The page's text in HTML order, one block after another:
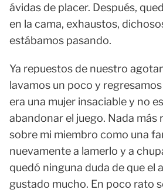
ávidas de placer. Después,
en la cama, exhaustos,
estábamos pasando.
Ya repuestos de nuestro
lavamos un poco y
era una mujer insaciable y no
abandonar el juego. Nada más
sobre mi miembro como una
nuevamente a lamerlo y a
quedó ninguna duda de que el
gustado mucho. En poco rato